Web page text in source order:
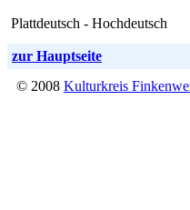
Plattdeutsch - Hochdeutsch
zur Hauptseite
© 2008 Kulturkreis